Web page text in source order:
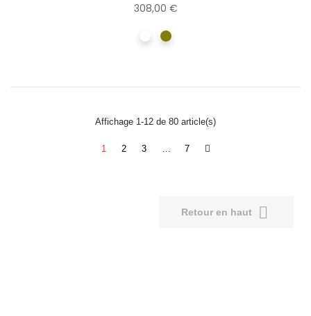
308,00 €
EcailleVert
Affichage 1-12 de 80 article(s)
1 2 3 7
Retour en haut 